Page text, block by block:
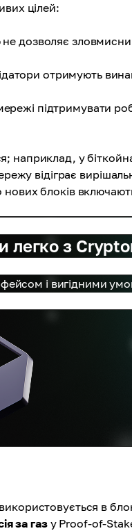
цілей:
не дозволяє
отримують
підтримувати
наприклад, у
відіграє
блоків
легко з
і вигідними
в
за газу Proof-of-